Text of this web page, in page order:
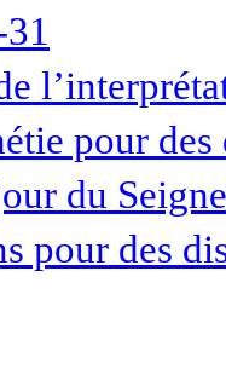
pour
du
pour des